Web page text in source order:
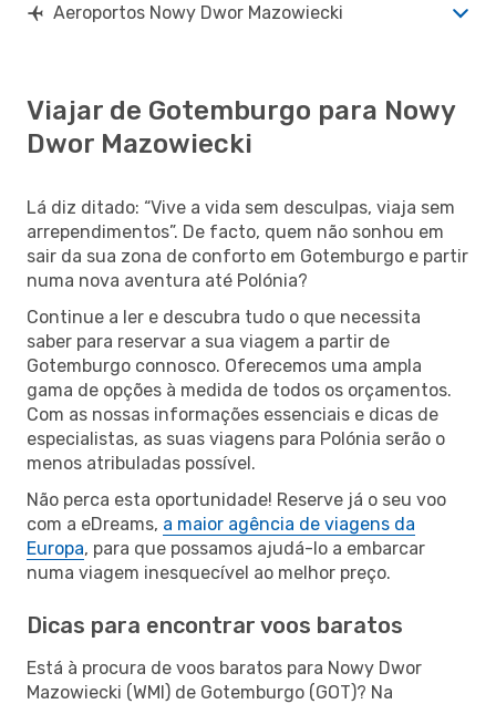
Aeroportos Nowy Dwor Mazowiecki
Viajar de Gotemburgo para Nowy
Dwor Mazowiecki
Lá diz ditado: “Vive a vida sem desculpas, viaja sem
arrependimentos”. De facto, quem não sonhou em
sair da sua zona de conforto em Gotemburgo e partir
numa nova aventura até Polónia?
Continue a ler e descubra tudo o que necessita
saber para reservar a sua viagem a partir de
Gotemburgo connosco. Oferecemos uma ampla
gama de opções à medida de todos os orçamentos.
Com as nossas informações essenciais e dicas de
especialistas, as suas viagens para Polónia serão o
menos atribuladas possível.
Não perca esta oportunidade! Reserve já o seu voo
com a eDreams, a maior agência de viagens da
Europa, para que possamos ajudá-lo a embarcar
numa viagem inesquecível ao melhor preço.
Dicas para encontrar voos baratos
Está à procura de voos baratos para Nowy Dwor
Mazowiecki (WMI) de Gotemburgo (GOT)? Na